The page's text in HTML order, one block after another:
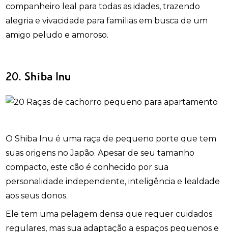
companheiro leal para todas as idades, trazendo
alegria e vivacidade para famílias em busca de um
amigo peludo e amoroso.
20. Shiba Inu
O Shiba Inu é uma raça de pequeno porte que tem
suas origens no Japão. Apesar de seu tamanho
compacto, este cão é conhecido por sua
personalidade independente, inteligência e lealdade
aos seus donos.
Ele tem uma pelagem densa que requer cuidados
regulares, mas sua adaptação a espaços pequenos e